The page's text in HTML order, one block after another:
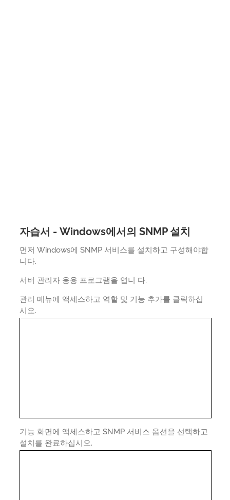
자습서 - Windows에서의 SNMP 설치
먼저 Windows에 SNMP 서비스를 설치하고 구성해야합
니다.
서버 관리자 응용 프로그램을 엽니 다.
관리 메뉴에 액세스하고 역할 및 기능 추가를 클릭하십
시오.
기능 화면에 액세스하고 SNMP 서비스 옵션을 선택하고
설치를 완료하십시오.